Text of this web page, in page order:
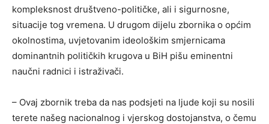
kompleksnost društveno-političke, ali i sigurnosne,
situacije tog vremena. U drugom dijelu zbornika o općim
okolnostima, uvjetovanim ideološkim smjernicama
dominantnih političkih krugova u BiH pišu eminentni
naučni radnici i istraživači.
– Ovaj zbornik treba da nas podsjeti na ljude koji su nosili
terete našeg nacionalnog i vjerskog dostojanstva, o čemu